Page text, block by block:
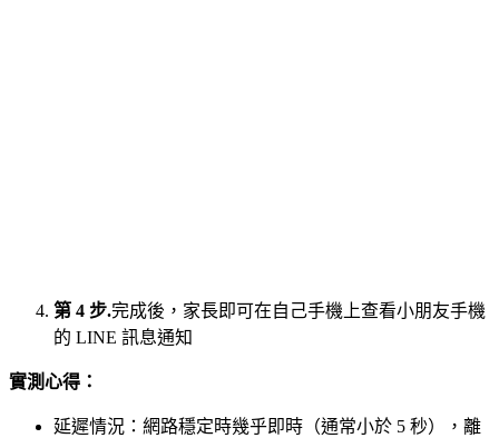
第 4 步.完成後，家長即可在自己手機上查看小朋友手機
的 LINE 訊息通知
實測心得：
延遲情況：網路穩定時幾乎即時（通常小於 5 秒），離